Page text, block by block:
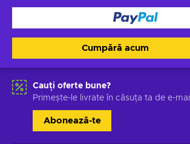
Cumpără acum
Cauți oferte bune?
Primește-le livrate în căsuța ta de e-mail
Abonează-te